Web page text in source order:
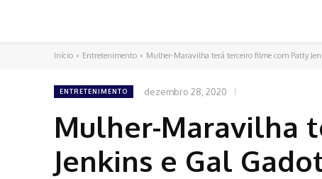
Início Entretenimento Mulher-Maravilha terá terceiro filme com Patty
ENTRETENIMENTO dezembro 28, 2020
Mulher-Maravilha
Jenkins e Gal